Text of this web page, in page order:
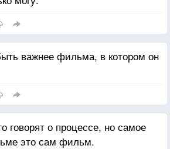
важнее фильма, в котором он
говорят о процессе, но самое
это сам фильм.